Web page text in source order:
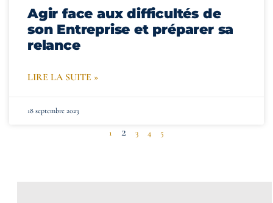
Agir face aux difficultés de
son Entreprise et préparer sa
relance
LIRE LA SUITE »
18 septembre 2023
1 2 3 4 5